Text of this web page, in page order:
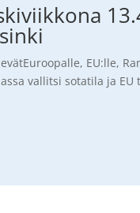
EU:lle,
vallitsi sotatila ja